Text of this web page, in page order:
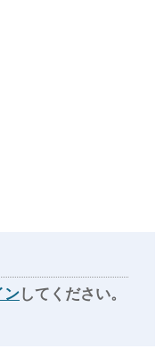
ンしてください。